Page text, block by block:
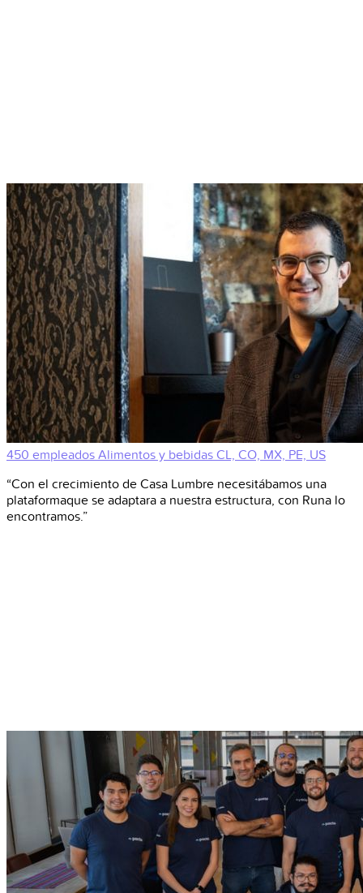
450 empleados Alimentos y bebidas CL, CO, MX, PE, US
“Con el crecimiento de Casa Lumbre necesitábamos una
plataformaque se adaptara a nuestra estructura, con Runa lo
encontramos.”